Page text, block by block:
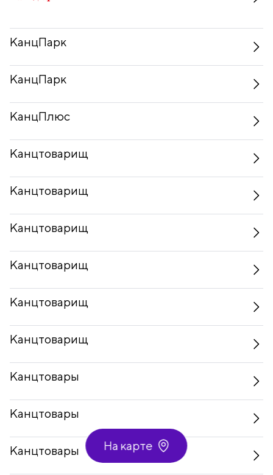
На карте
КанцПарк
КанцПарк
КанцПлюс
Канцтоварищ
Канцтоварищ
Канцтоварищ
Канцтоварищ
Канцтоварищ
Канцтоварищ
Канцтовары
Канцтовары
Канцтовары